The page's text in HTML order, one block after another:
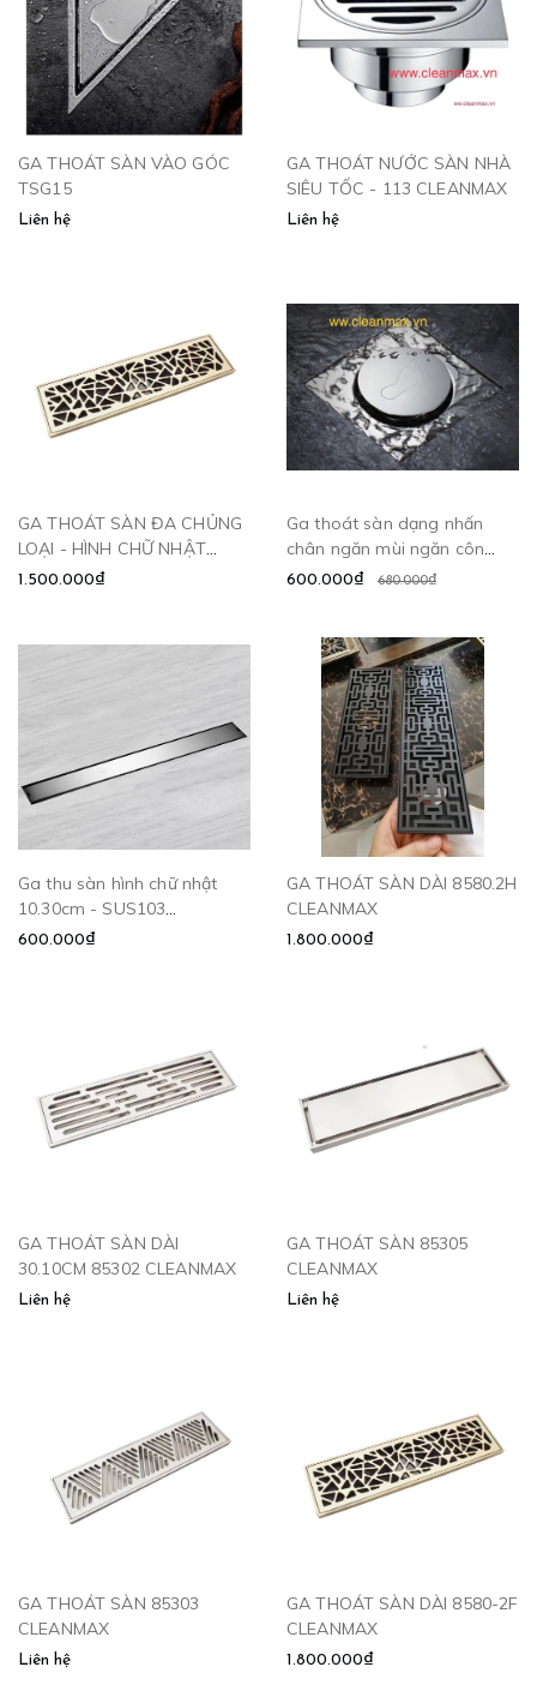
GA THOÁT SÀN VÀO GÓC
TSG15
Liên hệ
GA THOÁT NƯỚC SÀN NHÀ
SIÊU TỐC - 113 CLEANMAX
Liên hệ
GA THOÁT SÀN ĐA CHỦNG
LOẠI - HÌNH CHỮ NHẬT
CLEANMAX
1.500.000₫
Ga thoát sàn dạng nhấn
chân ngăn mùi ngăn côn
trùng - GDN10 CLEANMAX
600.000₫ 680.000₫
Ga thu sàn hình chữ nhật
10.30cm - SUS103
CLEANMAX
600.000₫
GA THOÁT SÀN DÀI 8580.2H
CLEANMAX
1.800.000₫
GA THOÁT SÀN DÀI
30.10CM 85302 CLEANMAX
Liên hệ
GA THOÁT SÀN 85305
CLEANMAX
Liên hệ
GA THOÁT SÀN 85303
CLEANMAX
Liên hệ
GA THOÁT SÀN DÀI 8580-2F
CLEANMAX
1.800.000₫